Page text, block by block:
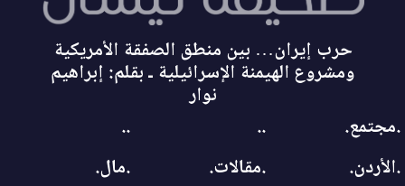
حرب إيران… بين منطق الصفقة الأمريكية
ومشروع الهيمنة الإسرائيلية ـ بقلم: إبراهيم
نوار
.مجتمع.
..
..
.الأردن.
.مقالات.
.مال.